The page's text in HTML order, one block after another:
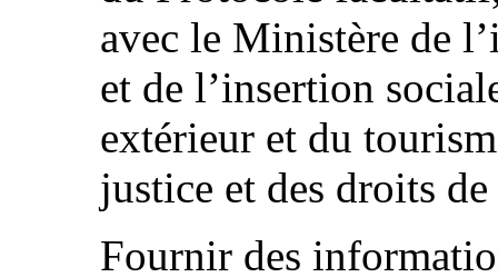
avec le Ministère de
et de l’insertion
extérieur et du
justice et des droits
Fournir des